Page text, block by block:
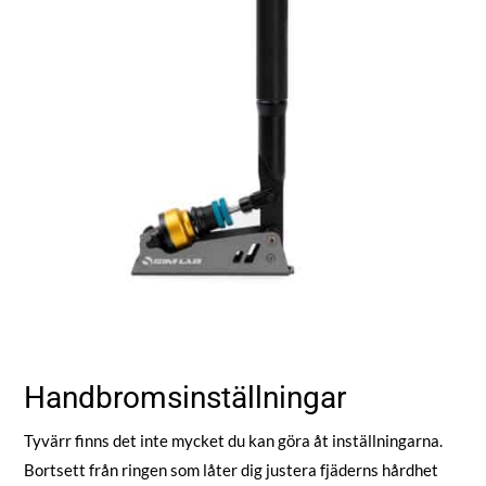
Handbromsinställningar
Tyvärr finns det inte mycket du kan göra åt inställningarna.
Bortsett från ringen som låter dig justera fjäderns hårdhet